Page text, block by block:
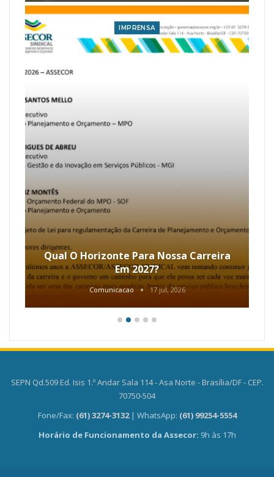
IMPRENSA
Qual O Horizonte Para Nossa Carreira
Em 2027?
Comunicacao 17 jul, 2026
SEPN Qd.509 Ed. Isis 1.º Andar Sala 114 - Asa Norte - Brasília/DF - CEP.
70750-504
Fone/Fax: (61) 3274-3132 | WhatsApp: (61) 99254-5554
Horário de Funcionamento da Assecor: 9h às 17h